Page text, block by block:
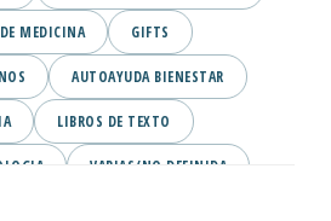
MEDICINA GIFTS
AUTOAYUDA BIENESTAR
LIBROS DE TEXTO
VARIAS/NO DEFINIDA